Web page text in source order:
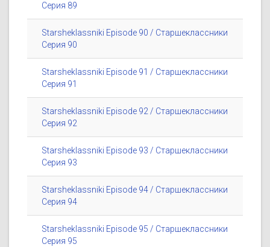
Серия 89
Starsheklassniki Episode 90 / Старшеклассники
Серия 90
Starsheklassniki Episode 91 / Старшеклассники
Серия 91
Starsheklassniki Episode 92 / Старшеклассники
Серия 92
Starsheklassniki Episode 93 / Старшеклассники
Серия 93
Starsheklassniki Episode 94 / Старшеклассники
Серия 94
Starsheklassniki Episode 95 / Старшеклассники
Серия 95